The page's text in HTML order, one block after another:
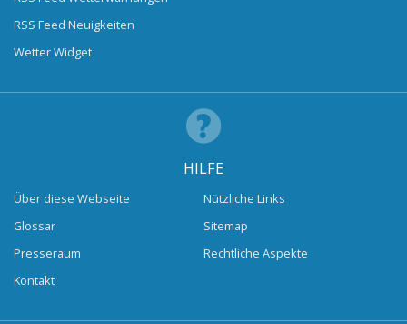
RSS Feed Neuigkeiten
Wetter Widget
HILFE
Über diese Webseite
Glossar
Presseraum
Kontakt
Nützliche Links
Sitemap
Rechtliche Aspekte